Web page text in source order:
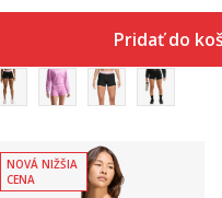
Pridať do
NOVÁ NIŽŠIA
CENA